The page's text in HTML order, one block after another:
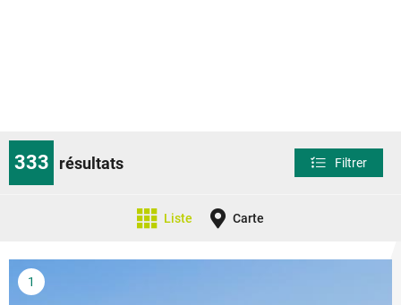
333 résultats Filtrer
Liste Carte